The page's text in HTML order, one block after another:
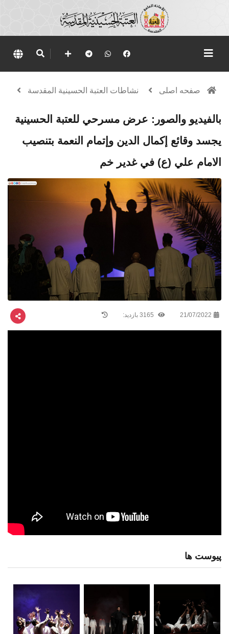
صفحه اصلی نشاطات العتبة الحسينية المقدسة
بالفيديو والصور: عرض مسرحي للعتبة الحسينية
يجسد وقائع إكمال الدين وإتمام النعمة بتنصيب
الامام علي (ع) في غدير خم
21/07/2022
پیوست ها